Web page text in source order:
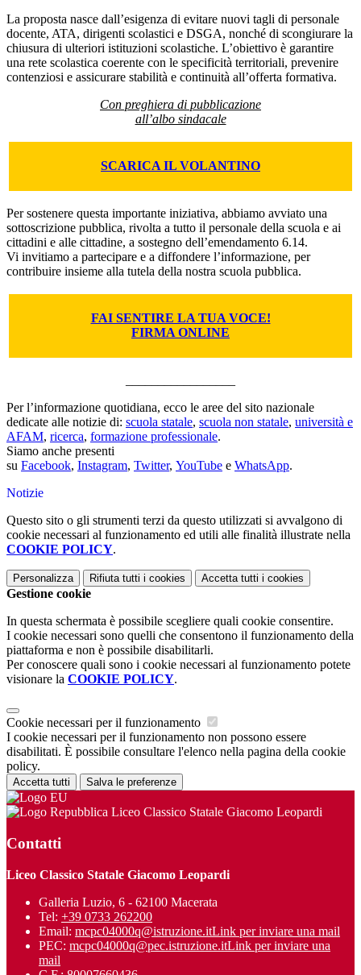
La proposta nasce dall’esigenza di evitare nuovi tagli di personale
docente, ATA, dirigenti scolastici e DSGA, nonché di scongiurare la
chiusura di ulteriori istituzioni scolastiche. L’obiettivo è garantire
una rete scolastica coerente con le specificità territoriali, prevenire
contenziosi e assicurare stabilità e continuità all’offerta formativa.
Con preghiera di pubblicazione
all’albo sindacale
SCARICA IL VOLANTINO
Per sostenere questa importante iniziativa, abbiamo avviato una
sottoscrizione pubblica, rivolta a tutto il personale della scuola e ai
cittadini e alle cittadine, a sostegno dell’emendamento 6.14.
Vi invitiamo a partecipare e a diffondere l’informazione, per
contribuire insieme alla tutela della nostra scuola pubblica.
FAI SENTIRE LA TUA VOCE!
FIRMA ONLINE
Per l’informazione quotidiana, ecco le aree del sito nazionale
dedicate alle notizie di: scuola statale, scuola non statale, università e
AFAM, ricerca, formazione professionale.
Siamo anche presenti
su Facebook, Instagram, Twitter, YouTube e WhatsApp.
Notizie
Questo sito o gli strumenti terzi da questo utilizzati si avvalgono di
cookie necessari al funzionamento ed utili alle finalità illustrate nella
COOKIE POLICY.
Personalizza Rifiuta tutti i cookies Accetta tutti i cookies
Gestione cookie
In questa schermata è possibile scegliere quali cookie consentire.
I cookie necessari sono quelli che consentono il funzionamento della
piattaforma e non è possibile disabilitarli.
Per conoscere quali sono i cookie necessari al funzionamento potete
visionare la COOKIE POLICY.
Cookie necessari per il funzionamento
I cookie necessari per il funzionamento non possono essere
disabilitati. È possibile consultare l'elenco nella pagina della cookie
policy.
Accetta tutti Salva le preferenze
Liceo Classico Statale Giacomo Leopardi
Contatti
Liceo Classico Statale Giacomo Leopardi
Galleria Luzio, 6 - 62100 Macerata
Tel: +39 0733 262200
Email: mcpc04000q@istruzione.itLink per inviare una mail
PEC: mcpc04000q@pec.istruzione.itLink per inviare una
mail